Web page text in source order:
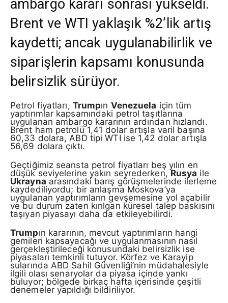
ambargo kararı sonrası yükseldi.
Brent ve WTI yaklaşık %2’lik artış
kaydetti; ancak uygulanabilirlik ve
siparişlerin kapsamı konusunda
belirsizlik sürüyor.
Petrol fiyatları, Trumpın Venezuela için tüm
yaptırımlar kapsamındaki petrol taşıtlarına
uygulanan ambargo kararının ardından hızlandı.
Brent ham petrolü 1,41 dolar artışla varil başına
60,33 dolara, ABD tipi WTI ise 1,42 dolar artışla
56,69 dolara çıktı.
Geçtiğimiz seansta petrol fiyatları beş yılın en
düşük seviyelerine yakın seyrederken,Rusya ile
Ukrayna arasındaki barış görüşmelerinde ilerleme
kaydediliyordu; bir anlaşma Moskova’ya
uygulanan yaptırımların gevşemesine yol açabilir
ve bu durum zaten kırılgan küresel talep baskısını
taşıyan piyasayı daha da etkileyebilirdi.
Trumpın kararının, mevcut yaptırımların hangi
gemileri kapsayacağı ve uygulanmasının nasıl
gerçekleştirileceği konusundaki belirsizlik ise
piyasaları temkinli tutuyor. Körfez ve Karayip
sularında ABD Sahil Güvenliği’nin müdahalesiyle
ilgili olası senaryolar da piyasa içinde yankı
buluyor; bölgede birkaç hafta içerisinde çeşitli
denemeler yapıldığı bildiriliyor.